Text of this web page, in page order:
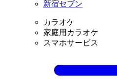
新宿セブン
カラオケ
家庭用カラオケ
スマホサービス